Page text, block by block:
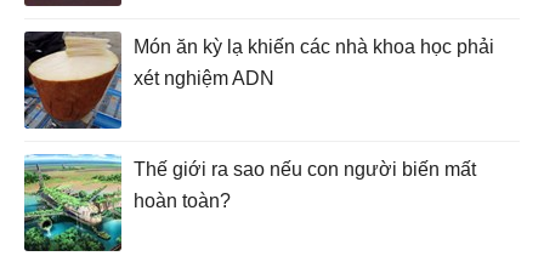
Món ăn kỳ lạ khiến các nhà khoa học phải
xét nghiệm ADN
Thế giới ra sao nếu con người biến mất
hoàn toàn?